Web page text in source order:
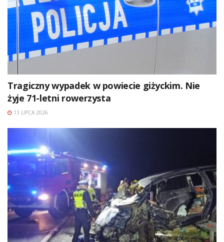
Tragiczny wypadek w powiecie giżyckim. Nie
żyje 71-letni rowerzysta
13 LIPCA 2026